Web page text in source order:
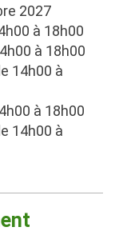
2027
à 18h00
à 18h00
14h00 à
à 18h00
14h00 à